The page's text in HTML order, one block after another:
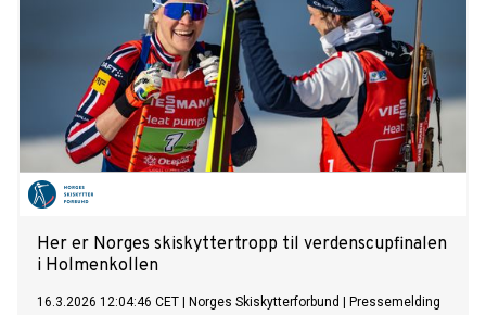
Her er Norges skiskyttertropp til verdenscupfinalen
i Holmenkollen
16.3.2026 12:04:46 CET Norges Skiskytterforbund Pressemelding